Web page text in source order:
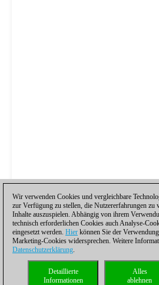
Wir verwenden Cookies und vergleichbare
zur Verfügung zu stellen, die Nutzererfahrungen zu
Inhalte auszuspielen. Abhängig von ihrem
technisch erforderlichen Cookies auch Analyse-
eingesetzt werden. Hier können Sie der
Marketing-Cookies widersprechen. Weitere
Datenschutzerklärung.
Alles
ablehnen
Detaillierte
Informationen